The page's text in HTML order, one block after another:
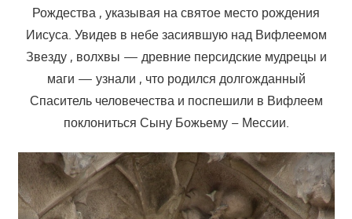
Рождества , указывая на святое место рождения
Иисуса. Увидев в небе засиявшую над Вифлеемом
Звезду , волхвы — древние персидские мудрецы и
маги — узнали , что родился долгожданный
Спаситель человечества и поспешили в Вифлеем
поклониться Сыну Божьему – Мессии.